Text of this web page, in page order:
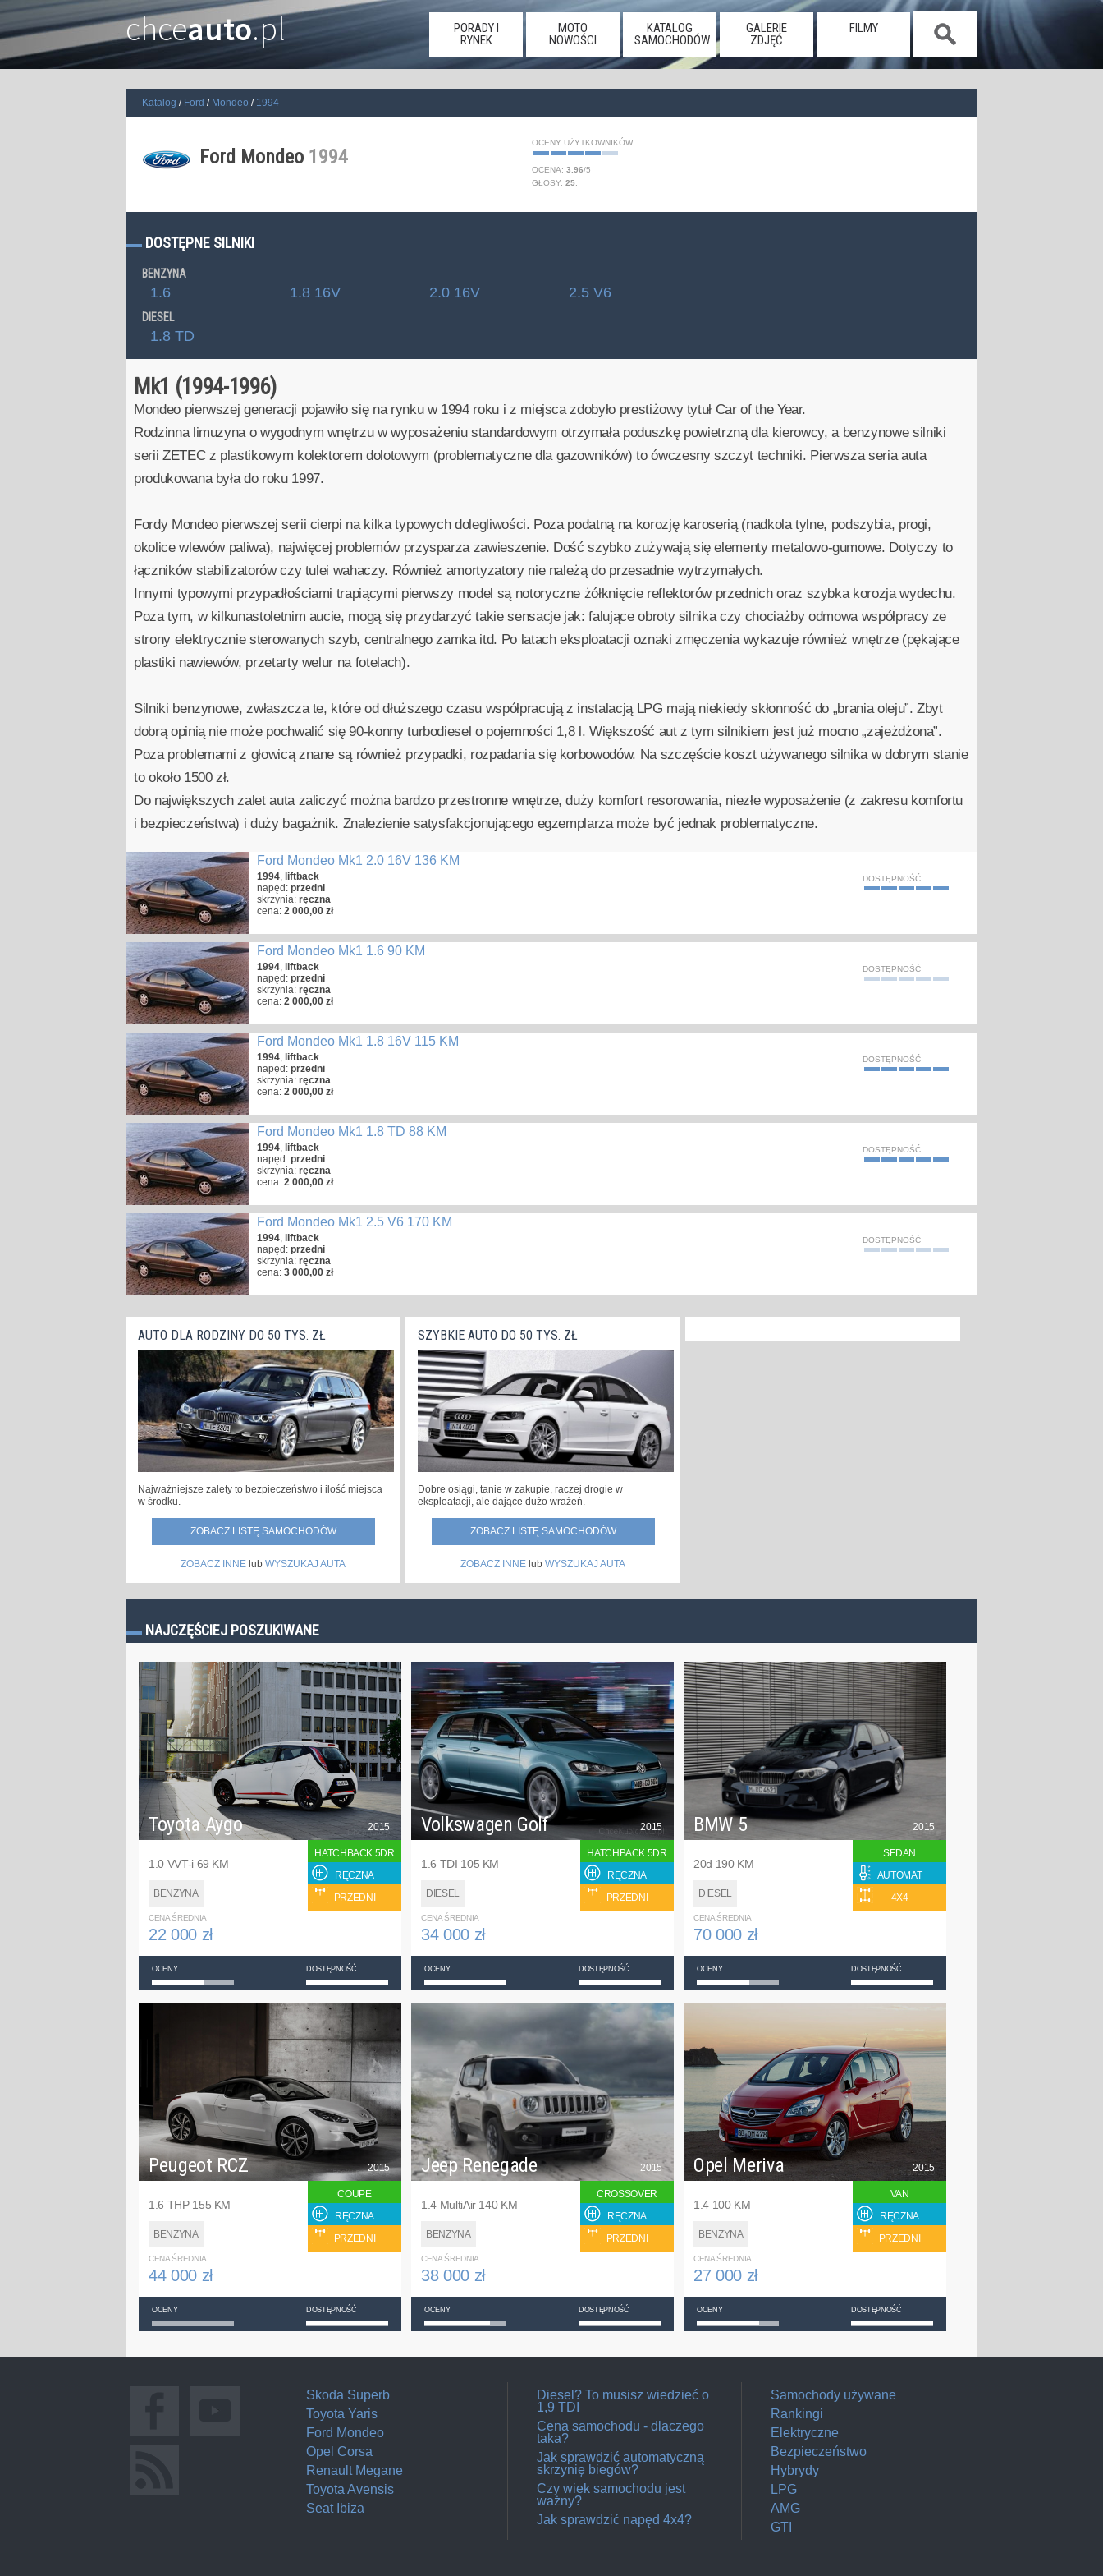
chceauto.pl
PORADY I
RYNEK
MOTO
NOWOŚCI
KATALOG
SAMOCHODÓW
GALERIE
ZDJĘĆ
FILMY
Katalog Ford Mondeo 1994
Ford Mondeo 1994
OCENY UŻYTKOWNIKÓW
OCENA: 3.96/5
GŁOSY: 25
DOSTĘPNE SILNIKI
BENZYNA
1.6 1.8 16V 2.0 16V 2.5 V6
DIESEL
1.8 TD
Mk1 (1994-1996)
Mondeo pierwszej generacji pojawiło się na rynku w 1994 roku i z miejsca zdobyło prestiżowy tytuł Car of the Year.
Rodzinna limuzyna o wygodnym wnętrzu w wyposażeniu standardowym otrzymała poduszkę powietrzną dla kierowcy, a benzynowe silniki
serii ZETEC z plastikowym kolektorem dolotowym (problematyczne dla gazowników) to ówczesny szczyt techniki. Pierwsza seria auta
produkowana była do roku 1997.
Fordy Mondeo pierwszej serii cierpi na kilka typowych dolegliwości. Poza podatną na korozję karoserią (nadkola tylne, podszybia, progi,
okolice wlewów paliwa), najwięcej problemów przysparza zawieszenie. Dość szybko zużywają się elementy metalowo-gumowe. Dotyczy to
łączników stabilizatorów czy tulei wahaczy. Również amortyzatory nie należą do przesadnie wytrzymałych.
Innymi typowymi przypadłościami trapiącymi pierwszy model są notoryczne żółknięcie reflektorów przednich oraz szybka korozja wydechu.
Poza tym, w kilkunastoletnim aucie, mogą się przydarzyć takie sensacje jak: falujące obroty silnika czy chociażby odmowa współpracy ze
strony elektrycznie sterowanych szyb, centralnego zamka itd. Po latach eksploatacji oznaki zmęczenia wykazuje również wnętrze (pękające
plastiki nawiewów, przetarty welur na fotelach).
Silniki benzynowe, zwłaszcza te, które od dłuższego czasu współpracują z instalacją LPG mają niekiedy skłonność do „brania oleju”. Zbyt
dobrą opinią nie może pochwalić się 90-konny turbodiesel o pojemności 1,8 l. Większość aut z tym silnikiem jest już mocno „zajeżdżona”.
Poza problemami z głowicą znane są również przypadki, rozpadania się korbowodów. Na szczęście koszt używanego silnika w dobrym stanie
to około 1500 zł.
Do największych zalet auta zaliczyć można bardzo przestronne wnętrze, duży komfort resorowania, niezłe wyposażenie (z zakresu komfortu
i bezpieczeństwa) i duży bagażnik. Znalezienie satysfakcjonującego egzemplarza może być jednak problematyczne.
Ford Mondeo Mk1 2.0 16V 136 KM
1994, liftback
napęd: przedni
skrzynia: ręczna
cena: 2 000,00 zł
DOSTĘPNOŚĆ
Ford Mondeo Mk1 1.6 90 KM
1994, liftback
napęd: przedni
skrzynia: ręczna
cena: 2 000,00 zł
DOSTĘPNOŚĆ
Ford Mondeo Mk1 1.8 16V 115 KM
1994, liftback
napęd: przedni
skrzynia: ręczna
cena: 2 000,00 zł
DOSTĘPNOŚĆ
Ford Mondeo Mk1 1.8 TD 88 KM
1994, liftback
napęd: przedni
skrzynia: ręczna
cena: 2 000,00 zł
DOSTĘPNOŚĆ
Ford Mondeo Mk1 2.5 V6 170 KM
1994, liftback
napęd: przedni
skrzynia: ręczna
cena: 3 000,00 zł
DOSTĘPNOŚĆ
AUTO DLA RODZINY DO 50 TYS. ZŁ
Najważniejsze zalety to bezpieczeństwo i ilość miejsca
w środku.
ZOBACZ LISTĘ SAMOCHODÓW
ZOBACZ INNE lub WYSZUKAJ AUTA
SZYBKIE AUTO DO 50 TYS. ZŁ
Dobre osiągi, tanie w zakupie, raczej drogie w
eksploatacji, ale dające dużo wrażeń.
ZOBACZ LISTĘ SAMOCHODÓW
ZOBACZ INNE lub WYSZUKAJ AUTA
NAJCZĘŚCIEJ POSZUKIWANE
Toyota Aygo
1.0 VVT-i 69 KM
BENZYNA
2015
HATCHBACK 5DR
RĘCZNA
PRZEDNI
CENA ŚREDNIA
22 000 zł
OCENY DOSTĘPNOŚĆ
Volkswagen Golf
1.6 TDI 105 KM
DIESEL
2015
HATCHBACK 5DR
RĘCZNA
PRZEDNI
CENA ŚREDNIA
34 000 zł
OCENY DOSTĘPNOŚĆ
BMW 5
20d 190 KM
DIESEL
2015
SEDAN
AUTOMAT
4X4
CENA ŚREDNIA
70 000 zł
OCENY DOSTĘPNOŚĆ
Peugeot RCZ
1.6 THP 155 KM
BENZYNA
2015
COUPE
RĘCZNA
PRZEDNI
CENA ŚREDNIA
44 000 zł
OCENY DOSTĘPNOŚĆ
Jeep Renegade
1.4 MultiAir 140 KM
BENZYNA
2015
CROSSOVER
RĘCZNA
PRZEDNI
CENA ŚREDNIA
38 000 zł
OCENY DOSTĘPNOŚĆ
Opel Meriva
1.4 100 KM
BENZYNA
2015
VAN
RĘCZNA
PRZEDNI
CENA ŚREDNIA
27 000 zł
OCENY DOSTĘPNOŚĆ
Skoda Superb
Toyota Yaris
Ford Mondeo
Opel Corsa
Renault Megane
Toyota Avensis
Seat Ibiza
Diesel? To musisz wiedzieć o
1,9 TDI
Cena samochodu - dlaczego
taka?
Jak sprawdzić automatyczną
skrzynię biegów?
Czy wiek samochodu jest
ważny?
Jak sprawdzić napęd 4x4?
Samochody używane
Rankingi
Elektryczne
Bezpieczeństwo
Hybrydy
LPG
AMG
GTI